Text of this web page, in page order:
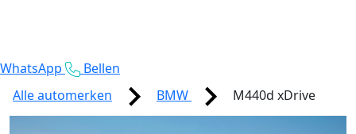
WhatsApp
Bellen
Alle automerken
BMW M440d xDrive